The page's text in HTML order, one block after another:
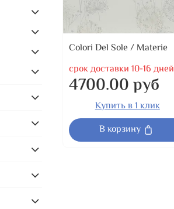
Colori Del Sole / Materie
срок доставки 10-16 дней
4700.00 руб
Купить в 1 клик
В корзину